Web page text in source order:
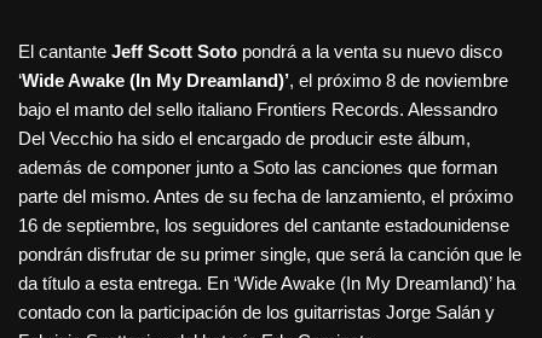
El cantante Jeff Scott Soto pondrá a la venta su nuevo disco
‘Wide Awake (In My Dreamland)’, el próximo 8 de noviembre
bajo el manto del sello italiano Frontiers Records. Alessandro
Del Vecchio ha sido el encargado de producir este álbum,
además de componer junto a Soto las canciones que forman
parte del mismo. Antes de su fecha de lanzamiento, el próximo
16 de septiembre, los seguidores del cantante estadounidense
pondrán disfrutar de su primer single, que será la canción que le
da título a esta entrega. En ‘Wide Awake (In My Dreamland)’ ha
contado con la participación de los guitarristas Jorge Salán y